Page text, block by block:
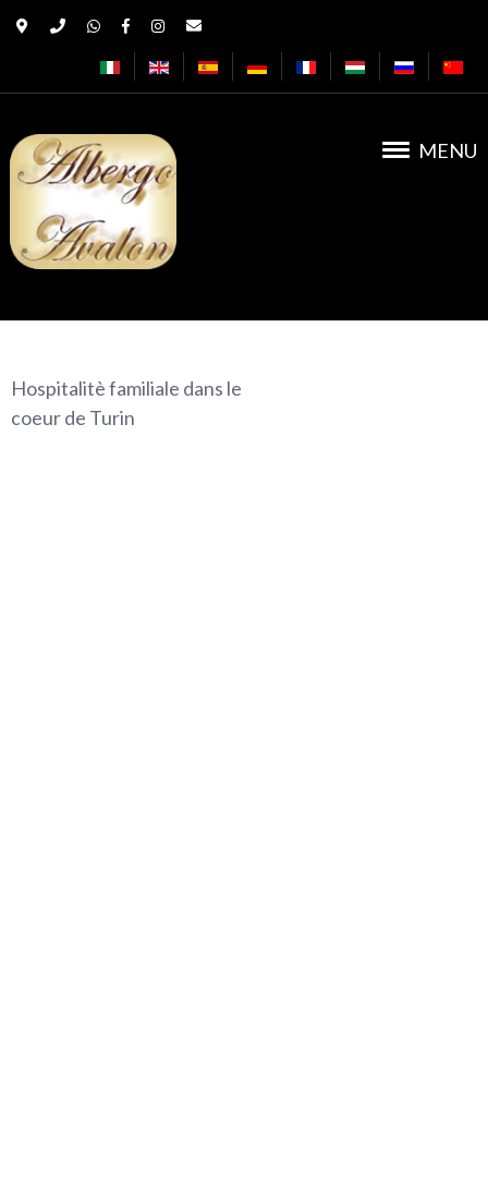
MENU
Hospitalitè familiale dans le
coeur de Turin